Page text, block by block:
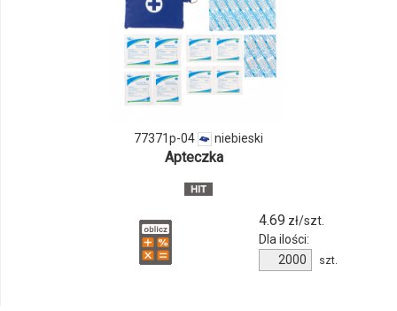
ilości
produktu
77371p-
77371p-04 niebieski
Apteczka
4.69 zł/szt.
Dla ilości:
Ilość
produktu
szt.